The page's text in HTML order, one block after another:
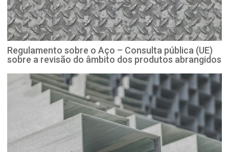
Regulamento sobre o Aço – Consulta pública (UE)
sobre a revisão do âmbito dos produtos abrangidos